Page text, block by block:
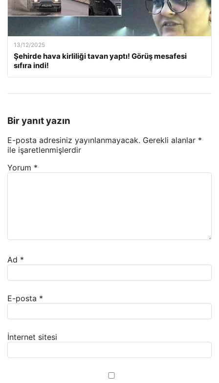
13/12/2025
Şehirde hava kirliliği tavan yaptı! Görüş mesafesi
sıfıra indi!
Bir yanıt yazın
E-posta adresiniz yayınlanmayacak. Gerekli alanlar *
ile işaretlenmişlerdir
Yorum *
Ad *
E-posta *
İnternet sitesi